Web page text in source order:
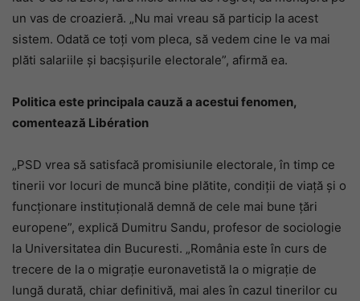
un vas de croazieră. „Nu mai vreau să particip la acest
sistem. Odată ce toţi vom pleca, să vedem cine le va mai
plăti salariile şi bacşişurile electorale”, afirmă ea.
Politica este principala cauză a acestui fenomen,
comentează Libération
„PSD vrea să satisfacă promisiunile electorale, în timp ce
tinerii vor locuri de muncă bine plătite, condiţii de viaţă şi o
funcţionare instituţională demnă de cele mai bune ţări
europene”, explică Dumitru Sandu, profesor de sociologie
la Universitatea din Bucuresti. „România este în curs de
trecere de la o migraţie euronavetistă la o migraţie de
lungă durată, chiar definitivă, mai ales în cazul tinerilor cu